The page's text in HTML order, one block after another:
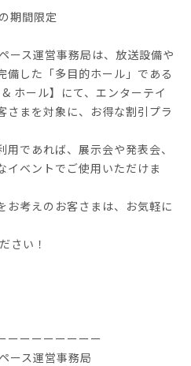
期間限定
ース運営事務局は、放送設備や
備した「多目的ホール」である
ホール】にて、エンターテイ
さまを対象に、お得な割引プラ
であれば、展示会や発表会、
イベントでご使用いただけま
お考えのお客さまは、お気軽に
さい！
ーーーーーーーー
ース運営事務局